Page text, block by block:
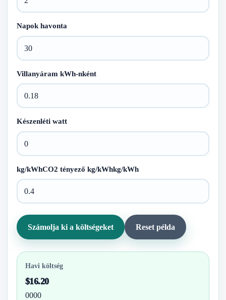
Napok havonta
Villanyáram kWh-nként
Készenléti watt
kg/kWhCO2 tényező kg/kWhkg/kWh
Számolja ki a költségeket Reset példa
Havi költség
$16.20
0000